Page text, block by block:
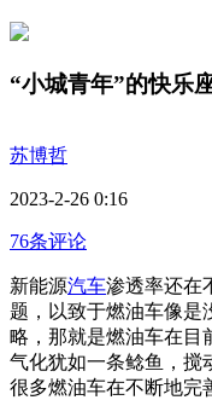
“小城青年”的快乐
苏博哲
2023-2-26 0:16
76条评论
新能源汽车渗透率还在
题，以致于燃油车像是
略，那就是燃油车在目
气化犹如一条鲶鱼，搅
很多燃油车在不断地完